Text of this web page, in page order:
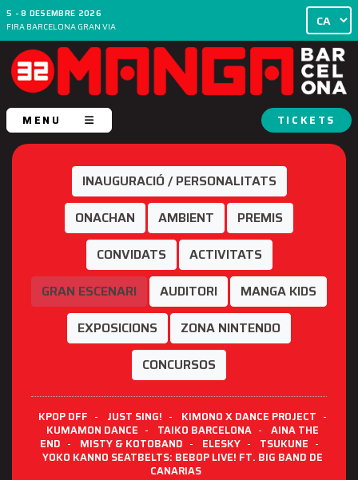
5 - 8 DESEMBRE 2026
FIRA BARCELONA GRAN VIA
MENU TICKETS
INAUGURACIÓ / PERSONALITATS
ONACHAN
AMBIENT
PREMIS
CONVIDATS
ACTIVITATS
GRAN ESCENARI
AUDITORI
MANGA KIDS
EXPOSICIONS
ZONA NINTENDO
CONCURSOS
KPOP DFF - JUST SING! - KIMONO X DANCE PROJECT -
KUMAMON DANCE - TAIKO BARCELONA - AINA THE
END - MISTY & KOTOBAND - ELESKY - TSUKUNE -
YOKO KANNO SEATBELTS: BEBOP LIVE! FT. BIG BAND DE
CANARIAS